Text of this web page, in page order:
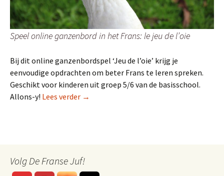
Speel online ganzenbord in het Frans: le jeu de l’oie
Bij dit online ganzenbordspel ‘Jeu de l’oie’ krijg je
eenvoudige opdrachten om beter Frans te leren spreken.
Geschikt voor kinderen uit groep 5/6 van de basisschool.
Allons-y! Lees verder GEZELSCHAPSSPEL: Le jeu de l’oie
→
Volg De Franse Juf!